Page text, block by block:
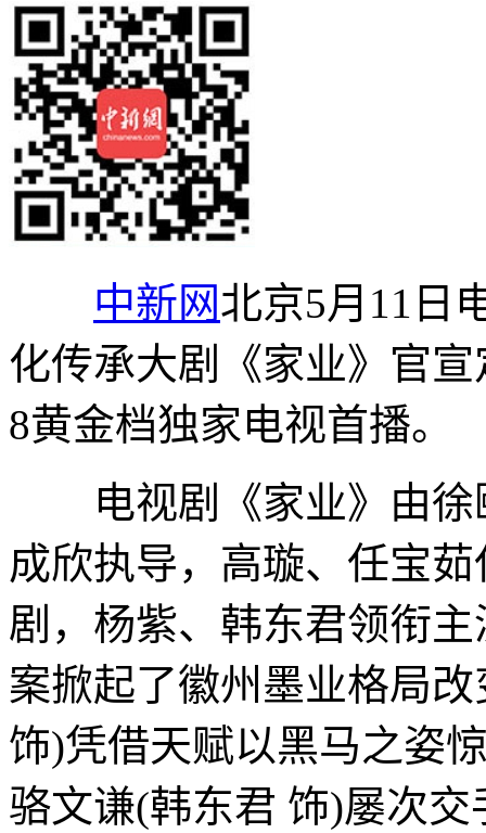
中新网北京5月11日
化传承大剧《家业》官
8黄金档独家电视首播。
电视剧《家业》由徐
成欣执导，高璇、任宝
剧，杨紫、韩东君领衔
案掀起了徽州墨业格局
饰)凭借天赋以黑马之姿
骆文谦(韩东君 饰)屡次